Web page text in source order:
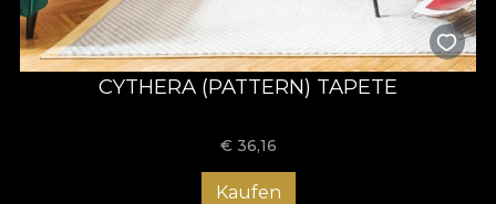
CYTHERA (PATTERN) TAPETE
€ 36,16
Kaufen